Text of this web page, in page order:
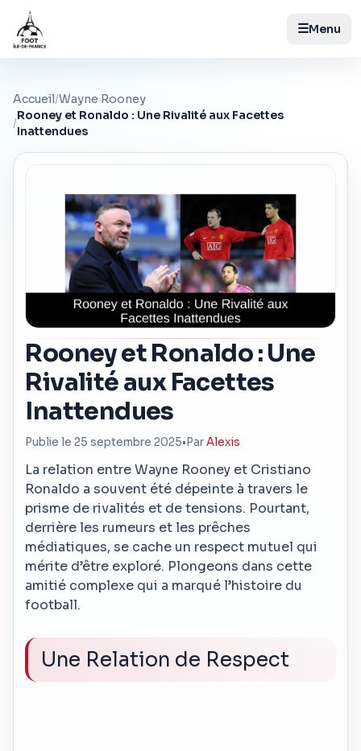
☰Menu
Accueil/Wayne Rooney
/
Rooney et Ronaldo : Une Rivalité aux Facettes
Inattendues
Rooney et Ronaldo : Une
Rivalité aux Facettes
Inattendues
Publie le 25 septembre 2025• ParAlexis
La relation entre Wayne Rooney et Cristiano
Ronaldo a souvent été dépeinte à travers le
prisme de rivalités et de tensions. Pourtant,
derrière les rumeurs et les prêches
médiatiques, se cache un respect mutuel qui
mérite d’être exploré. Plongeons dans cette
amitié complexe qui a marqué l’histoire du
football.
Une Relation de Respect